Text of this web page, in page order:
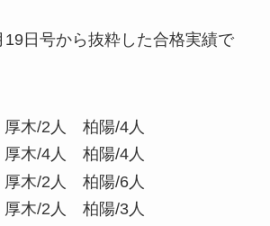
19日号から抜粋した合格実績で
木/2人 柏陽/4人
木/4人 柏陽/4人
木/2人 柏陽/6人
木/2人 柏陽/3人